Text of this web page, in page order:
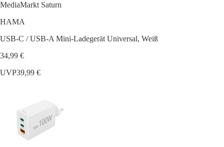
MediaMarkt Saturn
HAMA
USB-C / USB-A Mini-Ladegerät Universal, Weiß
34,99 €
UVP39,99 €